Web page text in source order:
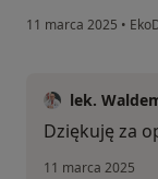
11 marca 2025 •
lek.
Dziękuję za
11 marca 2025